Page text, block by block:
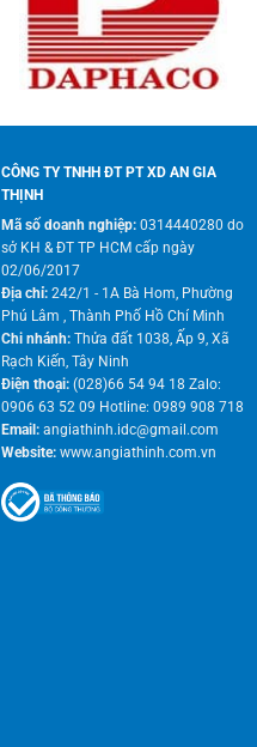
CÔNG TY TNHH ĐT PT XD AN GIA
THỊNH
Mã số doanh nghiệp:0314440280 do
sở KH & ĐT TP HCM cấp ngày
02/06/2017
Địa chỉ:242/1 - 1A Bà Hom, Phường
Phú Lâm , Thành Phố Hồ Chí Minh
Chi nhánh: Thửa đất 1038, Ấp 9, Xã
Rạch Kiến, Tây Ninh
Điện thoại:(028)66 54 94 18 Zalo:
0906 63 52 09 Hotline: 0989 908 718
Email:angiathinh.idc@gmail.com
Website:www.angiathinh.com.vn